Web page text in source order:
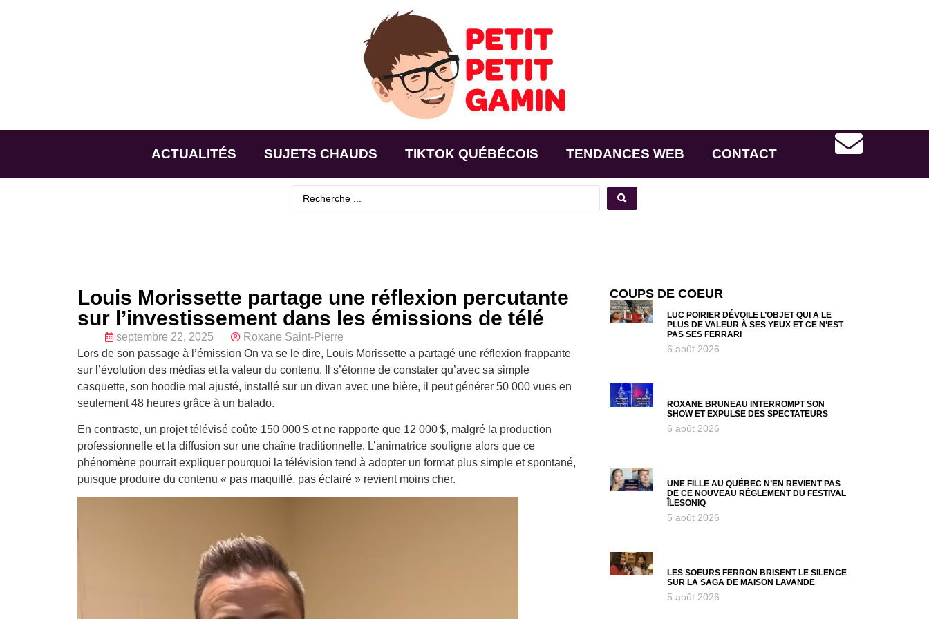
ACTUALITÉS SUJETS CHAUDS TIKTOK QUÉBÉCOIS TENDANCES WEB CONTACT
Louis Morissette partage une réflexion percutante
sur l’investissement dans les émissions de télé
septembre 22, 2025
Roxane Saint-Pierre
Lors de son passage à l’émission On va se le dire, Louis Morissette a partagé une réflexion frappante
sur l’évolution des médias et la valeur du contenu. Il s’étonne de constater qu’avec sa simple
casquette, son hoodie mal ajusté, installé sur un divan avec une bière, il peut générer 50 000 vues en
seulement 48 heures grâce à un balado.
En contraste, un projet télévisé coûte 150 000 $ et ne rapporte que 12 000 $, malgré la production
professionnelle et la diffusion sur une chaîne traditionnelle. L’animatrice souligne alors que ce
phénomène pourrait expliquer pourquoi la télévision tend à adopter un format plus simple et spontané,
puisque produire du contenu « pas maquillé, pas éclairé » revient moins cher.
COUPS DE COEUR
LUC POIRIER DÉVOILE L’OBJET QUI A LE
PLUS DE VALEUR À SES YEUX ET CE N’EST
PAS SES FERRARI
6 août 2026
ROXANE BRUNEAU INTERROMPT SON
SHOW ET EXPULSE DES SPECTATEURS
6 août 2026
UNE FILLE AU QUÉBEC N’EN REVIENT PAS
DE CE NOUVEAU RÈGLEMENT DU FESTIVAL
ÎLESONIQ
5 août 2026
LES SOEURS FERRON BRISENT LE SILENCE
SUR LA SAGA DE MAISON LAVANDE
5 août 2026